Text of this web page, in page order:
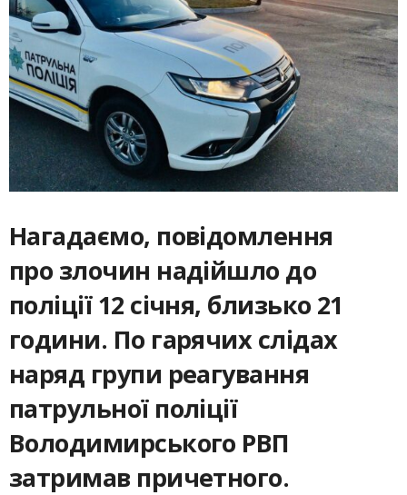
Нагадаємо, повідомлення
про злочин надійшло до
поліції 12 січня, близько 21
години. По гарячих слідах
наряд групи реагування
патрульної поліції
Володимирського РВП
затримав причетного.